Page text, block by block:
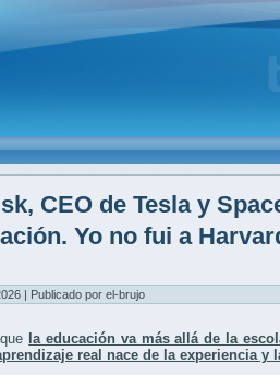
CEO de Tesla y
Yo no fui a
| Publicado por el-brujo
la educación va más allá de la
real nace de la experiencia y